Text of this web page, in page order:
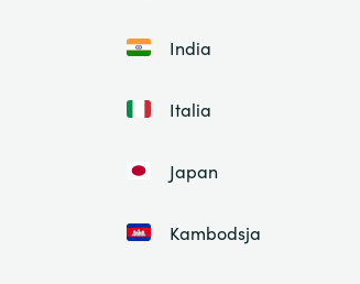
India
Italia
Japan
Kambodsja